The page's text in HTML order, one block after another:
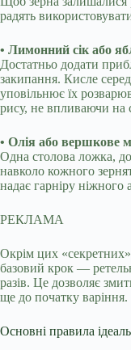
радять
• Лимонний сік або
Достатньо додати
закипання. Кисле
уповільнює їх
рису, не впливаючи на
• Олія або вершкове
Одна столова ложка,
навколо кожного
надає гарніру
РЕКЛАМА
Окрім цих
базовий крок —
разів. Це дозволяє
ще до початку варіння.
Основні правила